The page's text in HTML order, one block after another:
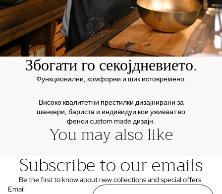
Збогати го секојдневието.
Функционални, комфорни и шик истовремено.
Високо квалитетни престилки дизајнирани за
шанкери, бариста и индивидуи кои уживаат во
фенси custom made дизајн.
You may also like
Subscribe to our emails
Be the first to know about new collections and special offers.
Email